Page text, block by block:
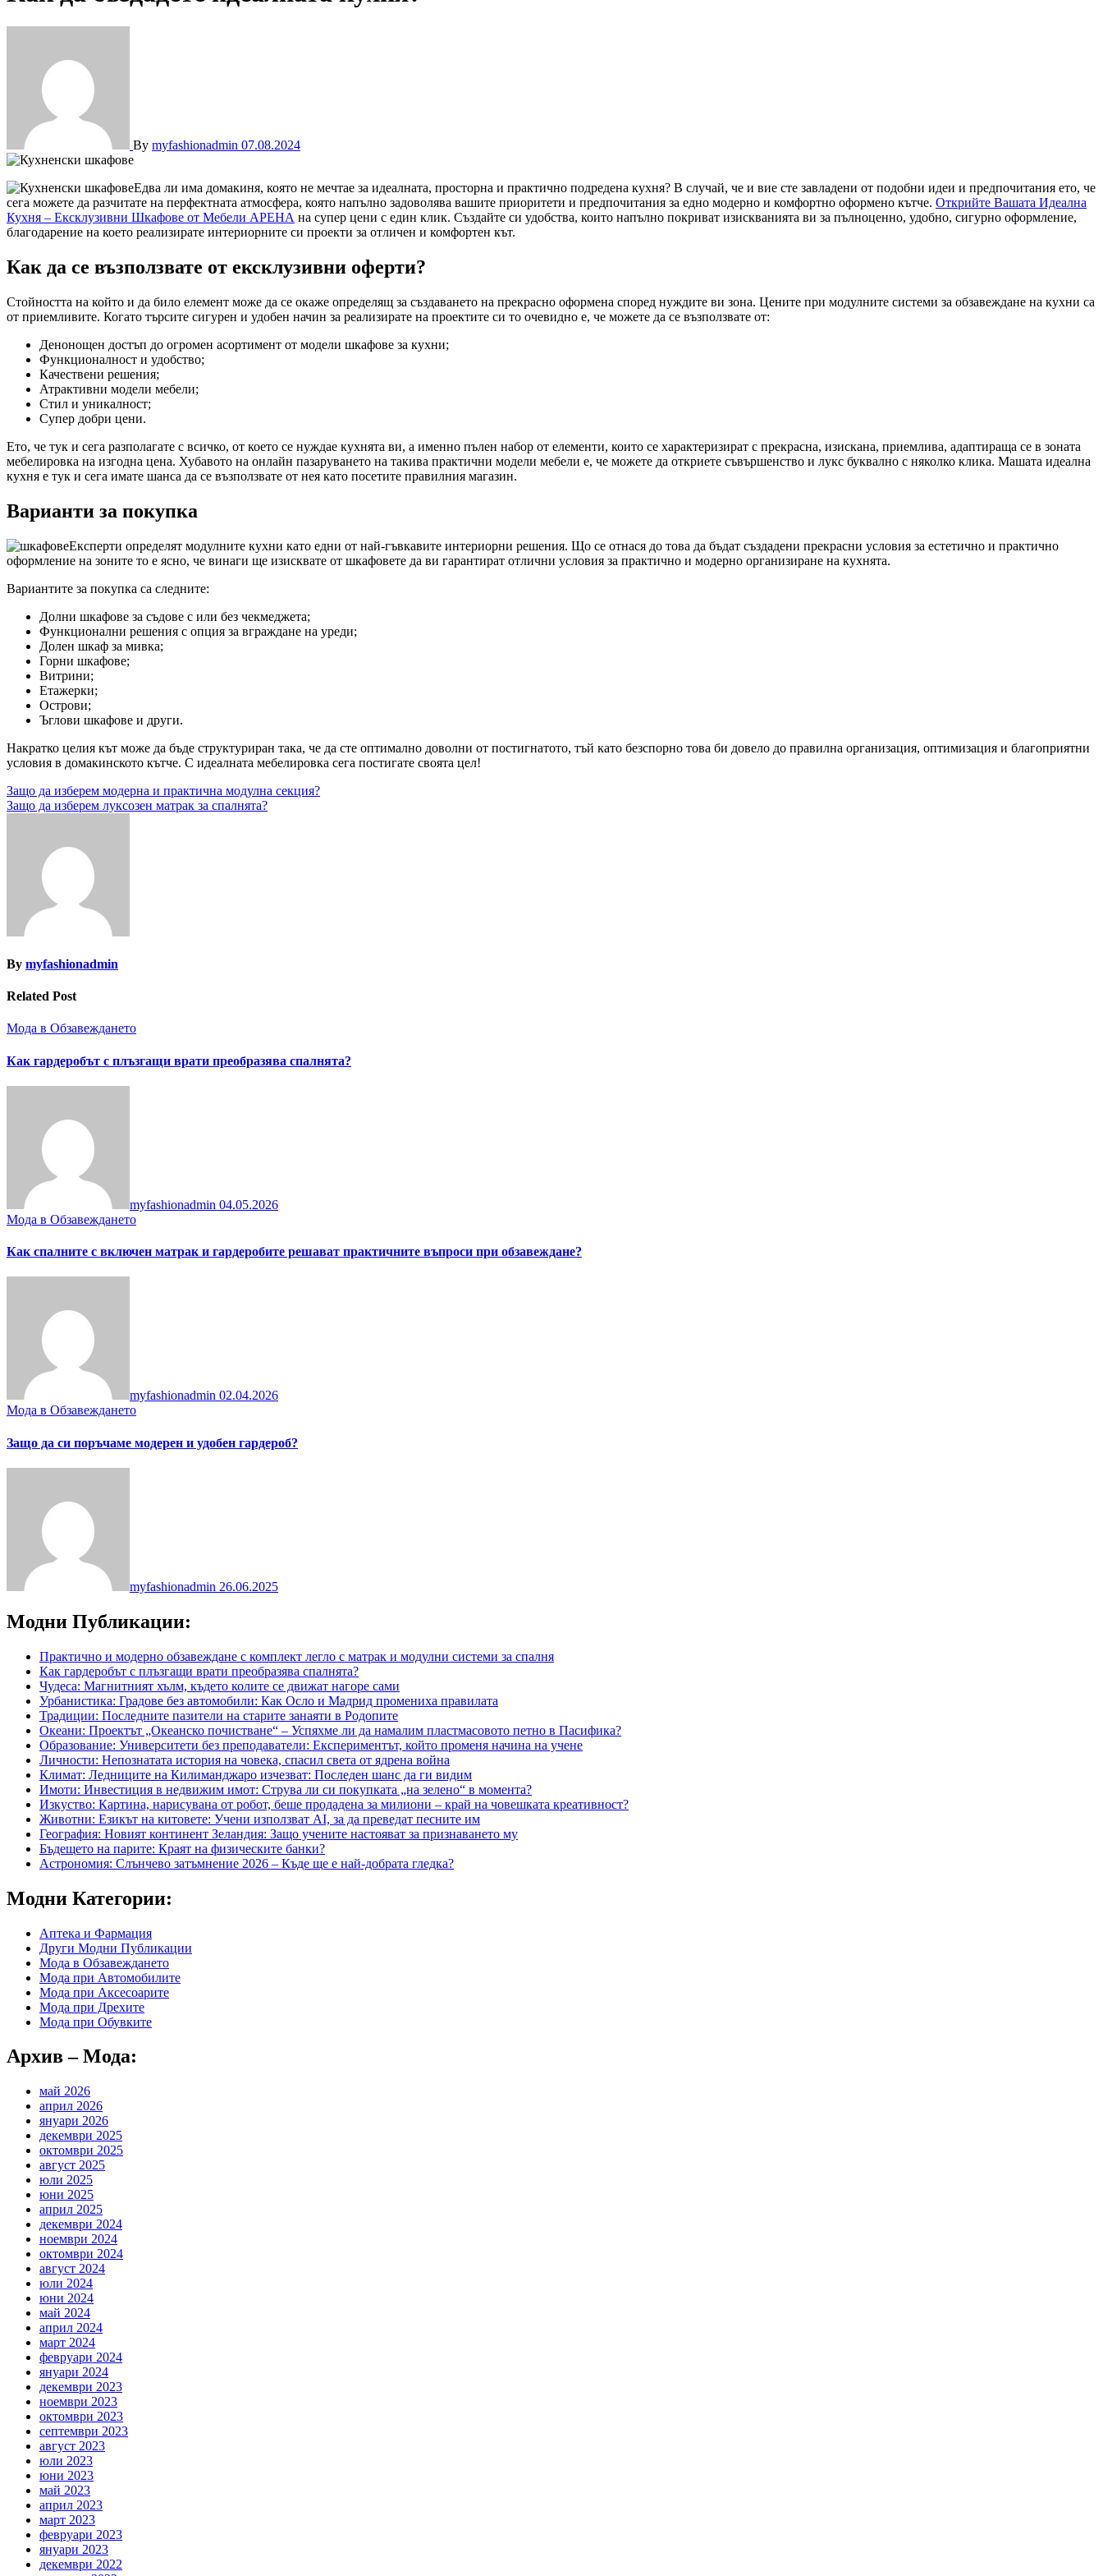
By myfashionadmin 07.08.2024
Едва ли има домакиня, която не мечтае за идеалната, просторна и практично подредена кухня? В случай, че и вие сте завладени от подобни идеи и предпочитания ето, че
сега можете да разчитате на перфектната атмосфера, която напълно задоволява вашите приоритети и предпочитания за едно модерно и комфортно оформено кътче. Открийте Вашата Идеална
Кухня – Ексклузивни Шкафове от Мебели АРЕНА на супер цени с един клик. Създайте си удобства, които напълно покриват изискванията ви за пълноценно, удобно, сигурно оформление,
благодарение на което реализирате интериорните си проекти за отличен и комфортен кът.
Как да се възползвате от ексклузивни оферти?
Стойността на който и да било елемент може да се окаже определящ за създаването на прекрасно оформена според нуждите ви зона. Цените при модулните системи за обзавеждане на кухни са
от приемливите. Когато търсите сигурен и удобен начин за реализирате на проектите си то очевидно е, че можете да се възползвате от:
Денонощен достъп до огромен асортимент от модели шкафове за кухни;
Функционалност и удобство;
Качествени решения;
Атрактивни модели мебели;
Стил и уникалност;
Супер добри цени.
Ето, че тук и сега разполагате с всичко, от което се нуждае кухнята ви, а именно пълен набор от елементи, които се характеризират с прекрасна, изискана, приемлива, адаптираща се в зоната
мебелировка на изгодна цена. Хубавото на онлайн пазаруването на такива практични модели мебели е, че можете да откриете съвършенство и лукс буквално с няколко клика. Машата идеална
кухня е тук и сега имате шанса да се възползвате от нея като посетите правилния магазин.
Варианти за покупка
Експерти определят модулните кухни като едни от най-гъвкавите интериорни решения. Що се отнася до това да бъдат създадени прекрасни условия за естетично и практично
оформление на зоните то е ясно, че винаги ще изисквате от шкафовете да ви гарантират отлични условия за практично и модерно организиране на кухнята.
Вариантите за покупка са следните:
Долни шкафове за съдове с или без чекмеджета;
Функционални решения с опция за вграждане на уреди;
Долен шкаф за мивка;
Горни шкафове;
Витрини;
Етажерки;
Острови;
Ъглови шкафове и други.
Накратко целия кът може да бъде структуриран така, че да сте оптимално доволни от постигнатото, тъй като безспорно това би довело до правилна организация, оптимизация и благоприятни
условия в домакинското кътче. С идеалната мебелировка сега постигате своята цел!
Навигация
Защо да изберем модерна и практична модулна секция?
Защо да изберем луксозен матрак за спалнята?
By myfashionadmin
Related Post
Мода в Обзавеждането
Как гардеробът с плъзгащи врати преобразява спалнята?
myfashionadmin 04.05.2026
Мода в Обзавеждането
Как спалните с включен матрак и гардеробите решават практичните въпроси при обзавеждане?
myfashionadmin 02.04.2026
Мода в Обзавеждането
Защо да си поръчаме модерен и удобен гардероб?
myfashionadmin 26.06.2025
Модни Публикации:
Практично и модерно обзавеждане с комплект легло с матрак и модулни системи за спалня
Как гардеробът с плъзгащи врати преобразява спалнята?
Чудеса: Магнитният хълм, където колите се движат нагоре сами
Урбанистика: Градове без автомобили: Как Осло и Мадрид промениха правилата
Традиции: Последните пазители на старите занаяти в Родопите
Океани: Проектът „Океанско почистване“ – Успяхме ли да намалим пластмасовото петно в Пасифика?
Образование: Университети без преподаватели: Експериментът, който променя начина на учене
Личности: Непознатата история на човека, спасил света от ядрена война
Климат: Ледниците на Килиманджаро изчезват: Последен шанс да ги видим
Имоти: Инвестиция в недвижим имот: Струва ли си покупката „на зелено“ в момента?
Изкуство: Картина, нарисувана от робот, беше продадена за милиони – край на човешката креативност?
Животни: Езикът на китовете: Учени използват AI, за да преведат песните им
География: Новият континент Зеландия: Защо учените настояват за признаването му
Бъдещето на парите: Краят на физическите банки?
Астрономия: Слънчево затъмнение 2026 – Къде ще е най-добрата гледка?
Модни Категории:
Аптека и Фармация
Други Модни Публикации
Мода в Обзавеждането
Мода при Автомобилите
Мода при Аксесоарите
Мода при Дрехите
Мода при Обувките
Архив – Мода:
май 2026
април 2026
януари 2026
декември 2025
октомври 2025
август 2025
юли 2025
юни 2025
април 2025
декември 2024
ноември 2024
октомври 2024
август 2024
юли 2024
юни 2024
май 2024
април 2024
март 2024
февруари 2024
януари 2024
декември 2023
ноември 2023
октомври 2023
септември 2023
август 2023
юли 2023
юни 2023
май 2023
април 2023
март 2023
февруари 2023
януари 2023
декември 2022